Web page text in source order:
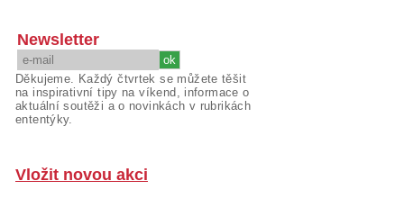
Newsletter
Děkujeme. Každý čtvrtek se můžete těšit
na inspirativní tipy na víkend, informace o
aktuální soutěži a o novinkách v rubrikách
ententýky.
Vložit novou akci